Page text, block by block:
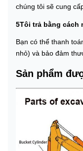
chúng tôi sẽ cung
5Tôi trả bằng cách
Bạn có thể thanh
nhỏ) và bảo đảm
Sản phẩm